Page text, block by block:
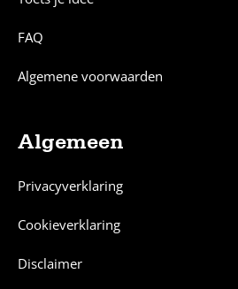
FAQ
Algemene voorwaarden
Algemeen
Privacyverklaring
Cookieverklaring
Disclaimer